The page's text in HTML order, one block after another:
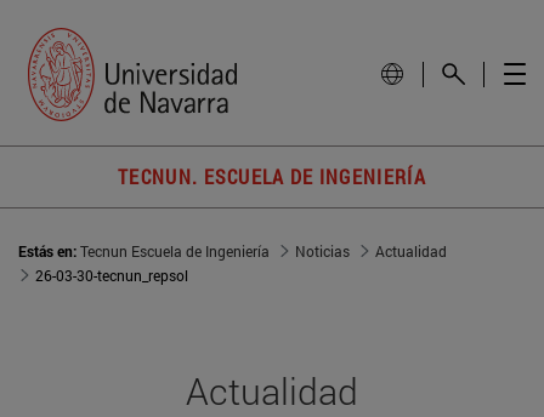
TECNUN. ESCUELA DE INGENIERÍA
Estás en:Tecnun Escuela de Ingeniería Noticias
Actualidad
26-03-30-tecnun_repsol
Actualidad